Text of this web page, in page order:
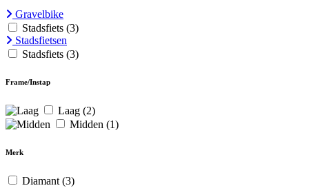
Gravelbike
Stadsfiets (3)
Stadsfietsen
Stadsfiets (3)
Frame/Instap
Laag (2)
Midden (1)
Merk
Diamant (3)